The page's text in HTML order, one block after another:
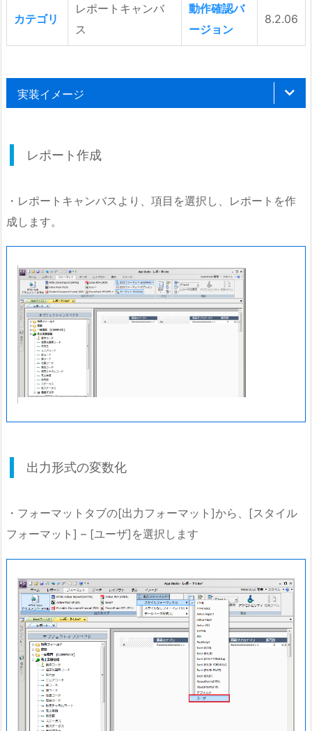
カテゴリ
レポートキャンバ
ス
動作確認バ
ージョン
8.2.06
実装イメージ
レポート作成
・レポートキャンバスより、項目を選択し、レポートを作
成します。
出力形式の変数化
・フォーマットタブの[出力フォーマット]から、[スタイル
フォーマット] – [ユーザ]を選択します